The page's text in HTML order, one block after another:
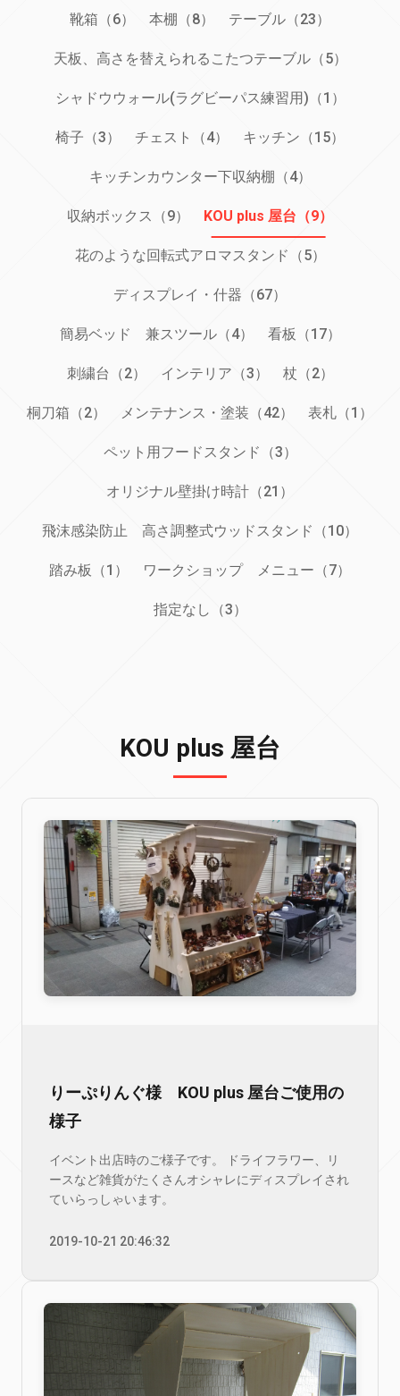
靴箱（6） 本棚（8） テーブル（23）
天板、高さを替えられるこたつテーブル（5）
シャドウウォール(ラグビーパス練習用)（1）
椅子（3） チェスト（4） キッチン（15）
キッチンカウンター下収納棚（4）
収納ボックス（9） KOU plus 屋台（9）
花のような回転式アロマスタンド（5）
ディスプレイ・什器（67）
簡易ベッド 兼スツール（4） 看板（17）
刺繍台（2） インテリア（3） 杖（2）
桐刀箱（2） メンテナンス・塗装（42） 表札（1）
ペット用フードスタンド（3）
オリジナル壁掛け時計（21）
飛沫感染防止 高さ調整式ウッドスタンド（10）
踏み板（1） ワークショップ メニュー（7）
指定なし（3）
KOU plus 屋台
りーぷりんぐ様 KOU plus 屋台ご使用の
様子
イベント出店時のご様子です。 ドライフラワー、リ
ースなど雑貨がたくさんオシャレにディスプレイされ
ていらっしゃいます。
2019-10-21 20:46:32